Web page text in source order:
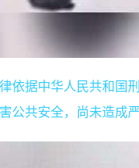
依据中华人民共和国
公共安全，尚未造成严